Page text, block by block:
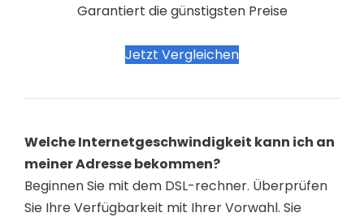
Garantiert die günstigsten Preise
Jetzt Vergleichen
Welche Internetgeschwindigkeit kann ich an
meiner Adresse bekommen?
Beginnen Sie mit dem DSL-rechner. Überprüfen
Sie Ihre Verfügbarkeit mit Ihrer Vorwahl. Sie